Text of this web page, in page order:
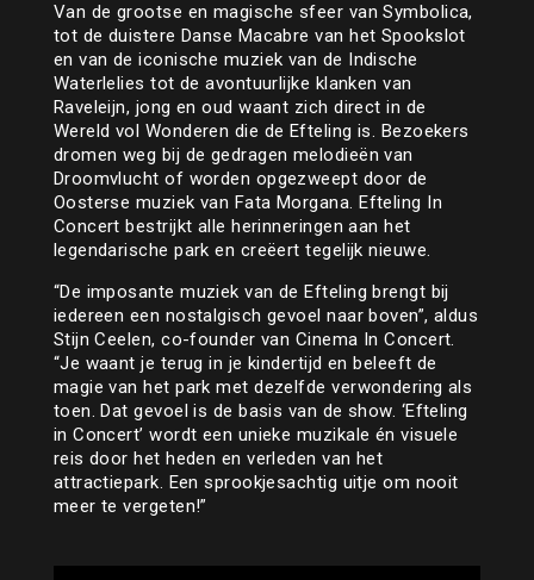
Van de grootse en magische sfeer van Symbolica,
tot de duistere Danse Macabre van het Spookslot
en van de iconische muziek van de Indische
Waterlelies tot de avontuurlijke klanken van
Raveleijn, jong en oud waant zich direct in de
Wereld vol Wonderen die de Efteling is. Bezoekers
dromen weg bij de gedragen melodieën van
Droomvlucht of worden opgezweept door de
Oosterse muziek van Fata Morgana. Efteling In
Concert bestrijkt alle herinneringen aan het
legendarische park en creëert tegelijk nieuwe.
“De imposante muziek van de Efteling brengt bij
iedereen een nostalgisch gevoel naar boven”, aldus
Stijn Ceelen, co-founder van Cinema In Concert.
“Je waant je terug in je kindertijd en beleeft de
magie van het park met dezelfde verwondering als
toen. Dat gevoel is de basis van de show. ‘Efteling
in Concert’ wordt een unieke muzikale én visuele
reis door het heden en verleden van het
attractiepark. Een sprookjesachtig uitje om nooit
meer te vergeten!”